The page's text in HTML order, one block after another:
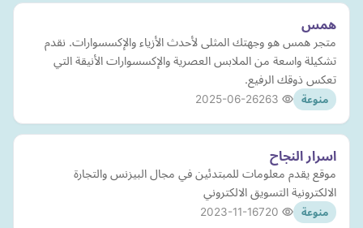
همس
متجر همس هو وجهتك المثلى لأحدث الأزياء والإكسسوارات. نقدم
تشكيلة واسعة من الملابس العصرية والإكسسوارات الأنيقة التي
تعكس ذوقك الرفيع.
منوعة 2025-06-26
اسرار النجاح
موقع يقدم معلومات للمبتدئين في مجال البيزنس والتجارة
الالكترونية التسويق الالكتروني
منوعة 2023-11-16